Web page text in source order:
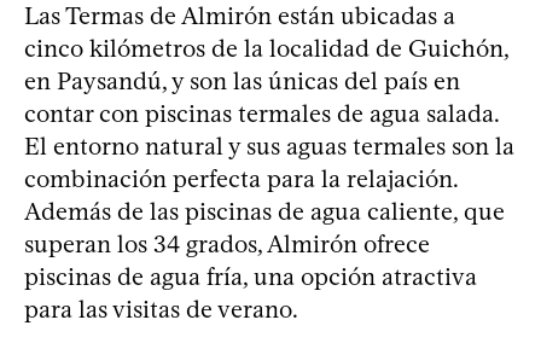
Las Termas de Almirón están ubicadas a
cinco kilómetros de la localidad de Guichón,
en Paysandú, y son las únicas del país en
contar con piscinas termales de agua salada.
El entorno natural y sus aguas termales son la
combinación perfecta para la relajación.
Además de las piscinas de agua caliente, que
superan los 34 grados, Almirón ofrece
piscinas de agua fría, una opción atractiva
para las visitas de verano.